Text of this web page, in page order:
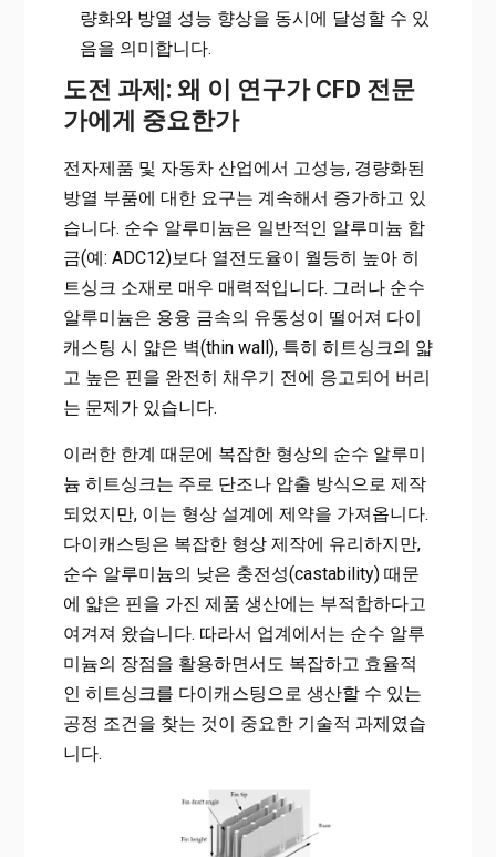
량화와 방열 성능 향상을 동시에 달성할 수 있
음을 의미합니다.
도전 과제: 왜 이 연구가 CFD 전문
가에게 중요한가
전자제품 및 자동차 산업에서 고성능, 경량화된
방열 부품에 대한 요구는 계속해서 증가하고 있
습니다. 순수 알루미늄은 일반적인 알루미늄 합
금(예: ADC12)보다 열전도율이 월등히 높아 히
트싱크 소재로 매우 매력적입니다. 그러나 순수
알루미늄은 용융 금속의 유동성이 떨어져 다이
캐스팅 시 얇은 벽(thin wall), 특히 히트싱크의 얇
고 높은 핀을 완전히 채우기 전에 응고되어 버리
는 문제가 있습니다.
이러한 한계 때문에 복잡한 형상의 순수 알루미
늄 히트싱크는 주로 단조나 압출 방식으로 제작
되었지만, 이는 형상 설계에 제약을 가져옵니다.
다이캐스팅은 복잡한 형상 제작에 유리하지만,
순수 알루미늄의 낮은 충전성(castability) 때문
에 얇은 핀을 가진 제품 생산에는 부적합하다고
여겨져 왔습니다. 따라서 업계에서는 순수 알루
미늄의 장점을 활용하면서도 복잡하고 효율적
인 히트싱크를 다이캐스팅으로 생산할 수 있는
공정 조건을 찾는 것이 중요한 기술적 과제였습
니다.